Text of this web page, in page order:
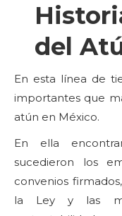
del
En esta línea de
importantes que
atún en México.
En ella
sucedieron los
convenios
la Ley y las